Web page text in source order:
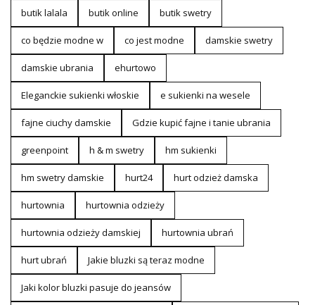
butik lalala butik online butik swetry
co będzie modne w co jest modne damskie swetry
damskie ubrania ehurtowo
Eleganckie sukienki włoskie e sukienki na wesele
fajne ciuchy damskie Gdzie kupić fajne i tanie ubrania
greenpoint h & m swetry hm sukienki
hm swetry damskie hurt24 hurt odzież damska
hurtownia hurtownia odzieży
hurtownia odzieży damskiej hurtownia ubrań
hurt ubrań Jakie bluzki są teraz modne
Jaki kolor bluzki pasuje do jeansów